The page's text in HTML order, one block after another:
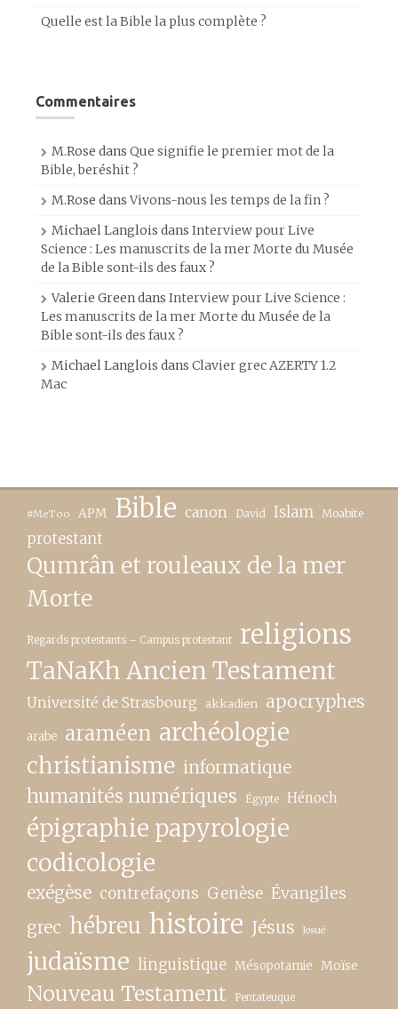
Quelle est la Bible la plus complète ?
Commentaires
M.Rose dans Que signifie le premier mot de la
Bible, beréshit ?
M.Rose dansVivons-nous les temps de la fin ?
Michael Langlois dans Interview pour Live
Science : Les manuscrits de la mer Morte du Musée
de la Bible sont-ils des faux ?
Valerie Green dans Interview pour Live Science :
Les manuscrits de la mer Morte du Musée de la
Bible sont-ils des faux ?
Michael Langlois dans Clavier grec AZERTY 1.2
Mac
#MeToo APM Bible canon David Islam Moabite
protestant
Qumrân et rouleaux de la mer
Morte
Regards protestants – Campus protestant religions
TaNaKh Ancien Testament
Université de Strasbourg akkadien apocryphes
arabe araméen archéologie
christianisme informatique
humanités numériques Égypte Hénoch
épigraphie papyrologie
codicologie
exégèse contrefaçons Genèse Évangiles
grec hébreu histoire Jésus Josué
judaïsme linguistique Mésopotamie Moïse
Nouveau Testament Pentateuque